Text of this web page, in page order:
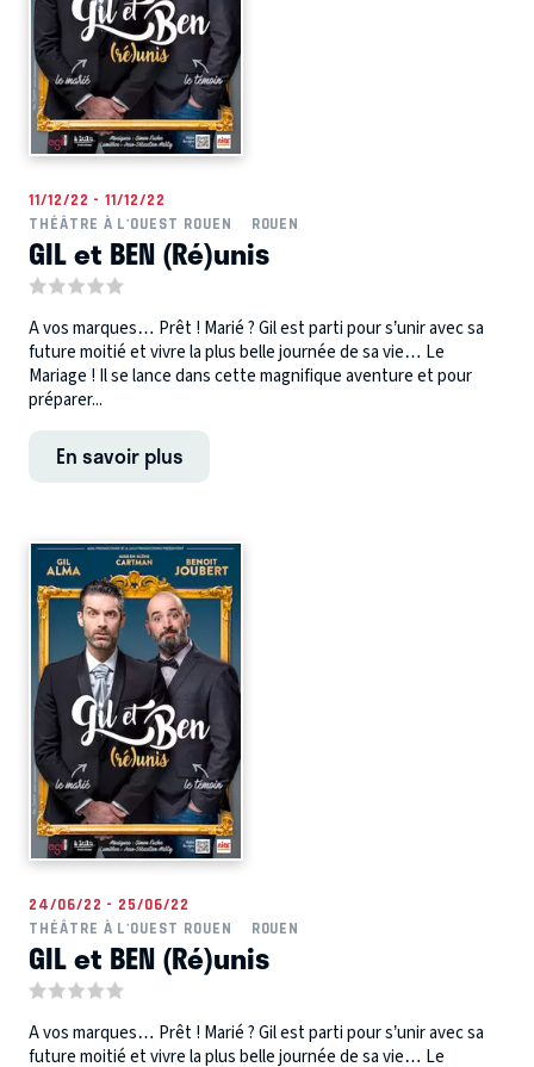
11/12/22 - 11/12/22
THÉÂTRE À L'OUEST ROUEN
ROUEN
GIL et BEN (Ré)unis
A vos marques… Prêt ! Marié ? Gil est parti pour s’unir avec sa
future moitié et vivre la plus belle journée de sa vie… Le
Mariage ! Il se lance dans cette magnifique aventure et pour
préparer...
En savoir plus
24/06/22 - 25/06/22
THÉÂTRE À L'OUEST ROUEN
ROUEN
GIL et BEN (Ré)unis
A vos marques… Prêt ! Marié ? Gil est parti pour s’unir avec sa
future moitié et vivre la plus belle journée de sa vie… Le